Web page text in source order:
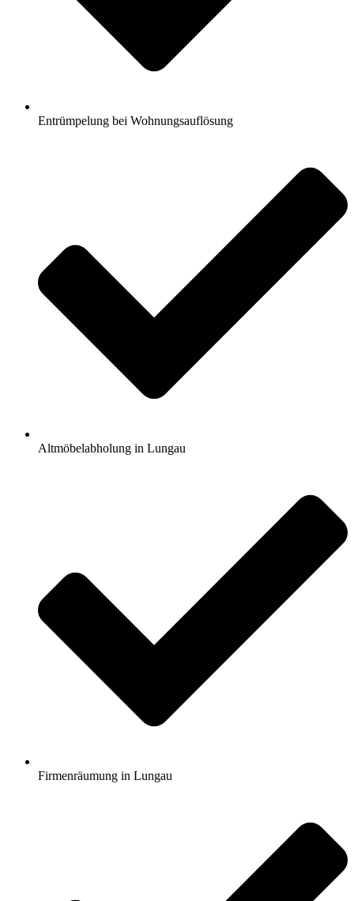
Entrümpelung bei Wohnungsauflösung
Altmöbelabholung in Lungau
Firmenräumung in Lungau